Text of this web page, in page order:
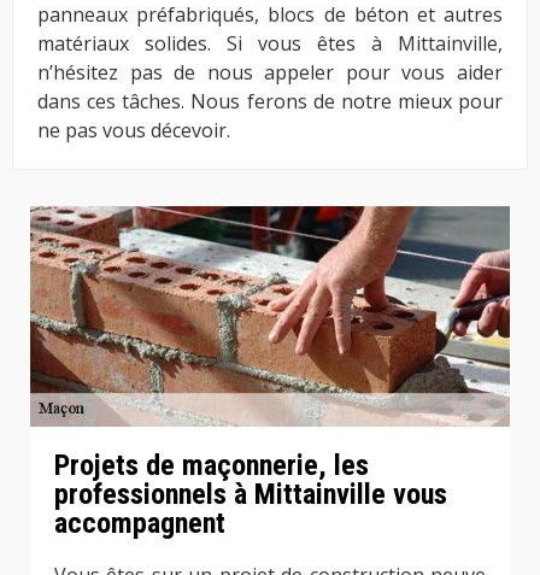
panneaux préfabriqués, blocs de béton et autres
matériaux solides. Si vous êtes à Mittainville,
n’hésitez pas de nous appeler pour vous aider
dans ces tâches. Nous ferons de notre mieux pour
ne pas vous décevoir.
Projets de maçonnerie, les
professionnels à Mittainville vous
accompagnent